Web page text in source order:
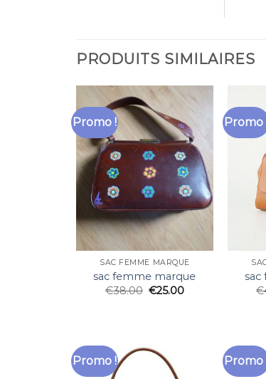
PRODUITS SIMILAIRES
Promo !
SAC FEMME MARQUE
sac femme marque
€38.00 €25.00
Promo
sac
€
Promo ! Promo